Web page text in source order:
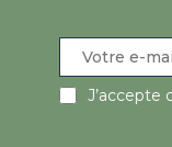
J’accepte